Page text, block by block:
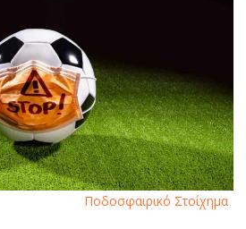
Ποδοσφαιρικό Στοίχημα